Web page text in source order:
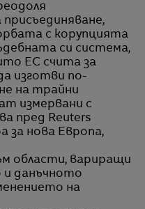
присъединяване,
с корупцията
си система,
ЕС счита за
изготви по-
на трайни
измервани с
пред Reuters
нова Европа,
области, вариращи
данъчното
на